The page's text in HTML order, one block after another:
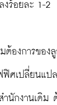
งร้อยละ 1-2
ต้องการของ
ฟิศเปลี่ยนแป
ำนักงานเดิม